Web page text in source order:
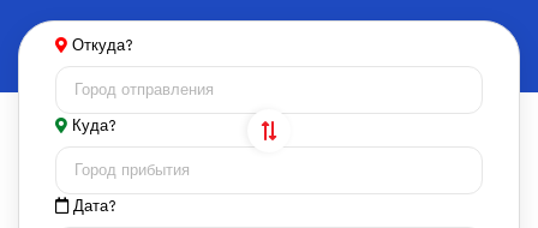
Откуда?
Куда?
Дата?